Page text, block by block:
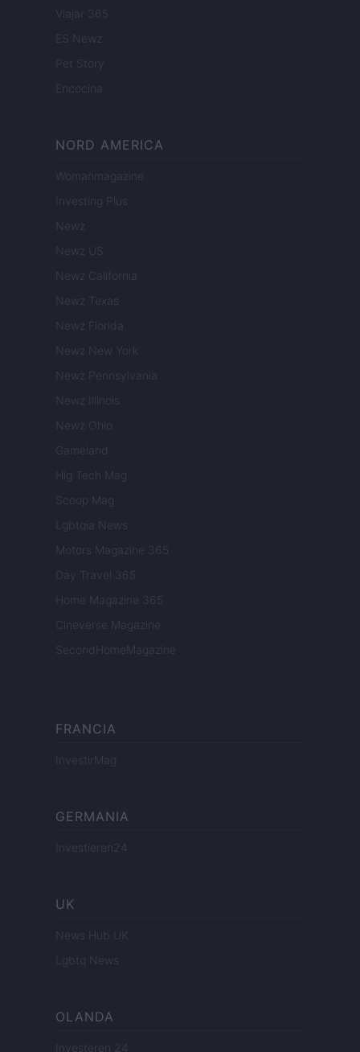
Viajar 365
ES Newz
Pet Story
Encocina
NORD AMERICA
Womanmagazine
Investing Plus
Newz
Newz US
Newz California
Newz Texas
Newz Florida
Newz New York
Newz Pennsylvania
Newz Illinois
Newz Ohio
Gameland
Hig Tech Mag
Scoop Mag
Lgbtqia News
Motors Magazine 365
Day Travel 365
Home Magazine 365
Cineverse Magazine
SecondHomeMagazine
FRANCIA
InvestirMag
GERMANIA
Investieren24
UK
News Hub UK
Lgbtq News
OLANDA
Investeren 24